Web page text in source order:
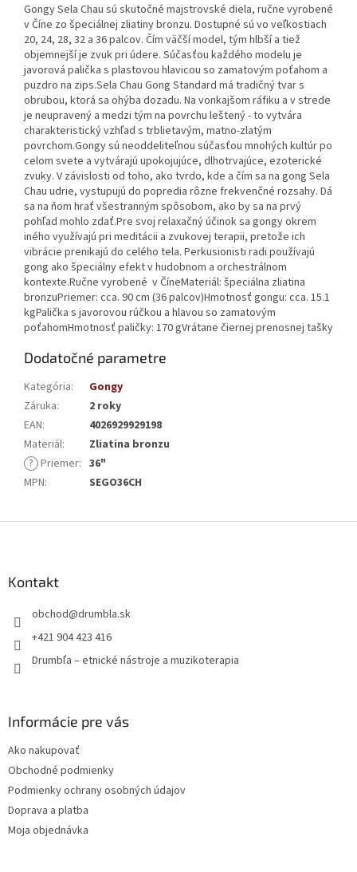
Gongy Sela Chau sú skutočné majstrovské diela, ručne vyrobené
v Číne zo špeciálnej zliatiny bronzu. Dostupné sú vo veľkostiach
20, 24, 28, 32 a 36 palcov. Čím väčší model, tým hlbší a tiež
objemnejší je zvuk pri údere. Súčasťou každého modelu je
javorová palička s plastovou hlavicou so zamatovým poťahom a
puzdro na zips.Sela Chau Gong Standard má tradičný tvar s
obrubou, ktorá sa ohýba dozadu. Na vonkajšom ráfiku a v strede
je neupravený a medzi tým na povrchu leštený - to vytvára
charakteristický vzhľad s trblietavým, matno-zlatým
povrchom.Gongy sú neoddeliteľnou súčasťou mnohých kultúr po
celom svete a vytvárajú upokojujúce, dlhotrvajúce, ezoterické
zvuky. V závislosti od toho, ako tvrdo, kde a čím sa na gong Sela
Chau udrie, vystupujú do popredia rôzne frekvenčné rozsahy. Dá
sa na ňom hrať všestranným spôsobom, ako by sa na prvý
pohľad mohlo zdať.Pre svoj relaxačný účinok sa gongy okrem
iného využívajú pri meditácii a zvukovej terapii, pretože ich
vibrácie prenikajú do celého tela. Perkusionisti radi používajú
gong ako špeciálny efekt v hudobnom a orchestrálnom
kontexte.Ručne vyrobené v ČíneMateriál: špeciálna zliatina
bronzuPriemer: cca. 90 cm (36 palcov)Hmotnosť gongu: cca. 15.1
kgPalička s javorovou rúčkou a hlavou so zamatovým
poťahomHmotnosť paličky: 170 gVrátane čiernej prenosnej tašky
Dodatočné parametre
Kategória:
Gongy
Záruka:
2 roky
EAN:
4026929929198
Materiál:
Zliatina bronzu
? Priemer: 36"
MPN: SEGO36CH
Kontakt
obchod@drumbla.sk
+421 904 423 416
Drumbľa – etnické nástroje a muzikoterapia
Informácie pre vás
Ako nakupovať
Obchodné podmienky
Podmienky ochrany osobných údajov
Doprava a platba
Moja objednávka